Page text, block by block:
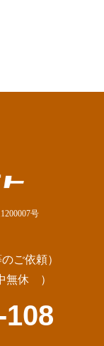
号
ご依頼）
無休 ）
108